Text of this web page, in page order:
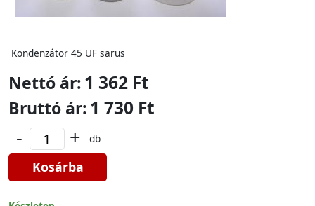
Kondenzátor 45 UF sarus
Nettó ár:1 362 Ft
Bruttó ár:1 730 Ft
- + db
Kosárba